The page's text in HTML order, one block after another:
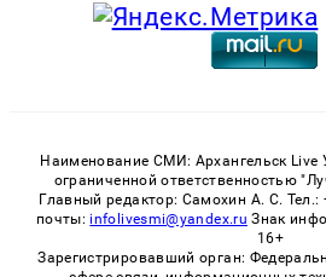
Наименование СМИ: Архангельск Live
ограниченной ответственностью
Главный редактор: Самохин А. С. Тел.:
почты: infolivesmi@yandex.ru Знак
16+
Зарегистрировавший орган: